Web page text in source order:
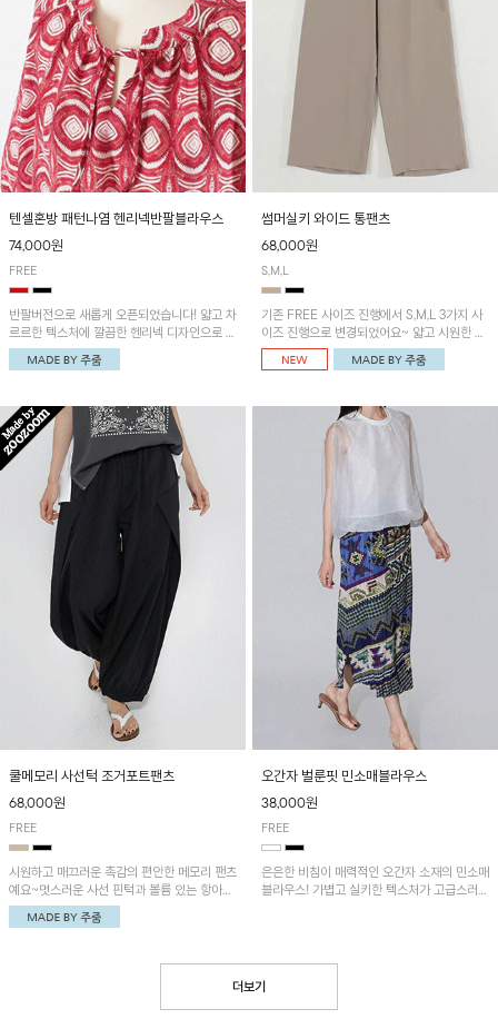
텐셀혼방 패턴나염 헨리넥반팔블라우스
74,000원
FREE
반팔버전으로 새롭게 오픈되었습니다! 얇고 차
르르한 텍스처에 깔끔한 헨리넥 디자인으로 제
작된 블라우스예요~볼륨감있는 소매 셔링과
세련된 나염패턴으로 유니크한 매력 UP!
썸머실키 와이드 통팬츠
68,000원
S,M,L
기존 FREE 사이즈 진행에서 S,M,L 3가지 사
이즈 진행으로 변경되었어요~ 얇고 시원한 원
단으로 제작된 와이드팬츠! 베이직한 디자인으
로 코디 활용도가 높은 아이템이에요~
쿨메모리 사선턱 조거포트팬츠
68,000원
FREE
시원하고 매끄러운 촉감의 편안한 메모리 팬츠
예요~멋스러운 사선 핀턱과 볼륨 있는 항아리
핏이 유니크한 아이템!
오간자 벌룬핏 민소매블라우스
38,000원
FREE
은은한 비침이 매력적인 오간자 소재의 민소매
블라우스! 가볍고 실키한 텍스처가 고급스러운
더보기